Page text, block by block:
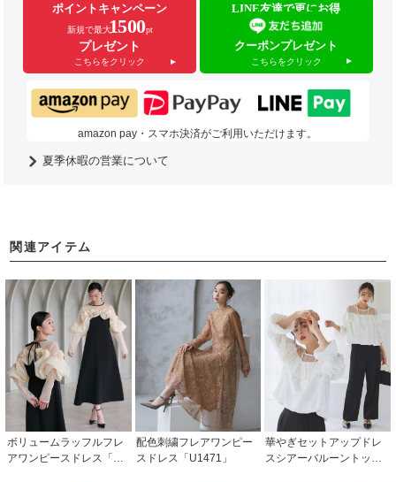
ポイントキャンペーン
新規で最大1500pt
プレゼント
こちらをクリック
LINE友達で更にお得
クーポンプレゼント
こちらをクリック
amazon pay・スマホ決済がご利用いただけます。
夏季休暇の営業について
関連アイテム
ボリュームラッフルフレ
アワンピースドレス「U1
配色刺繍フレアワンピー
スドレス「U1471」
華やぎセットアップドレ
スシアーバルーントップ